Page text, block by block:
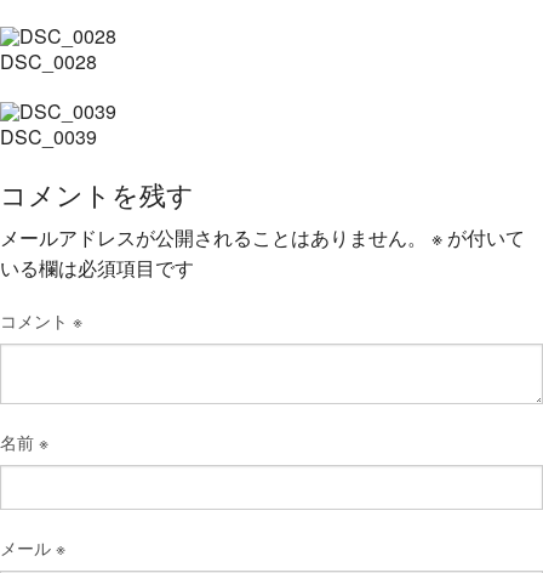
DSC_0028
DSC_0039
コメントを残す
メールアドレスが公開されることはありません。 ※ が付いて
いる欄は必須項目です
コメント ※
名前 ※
メール ※